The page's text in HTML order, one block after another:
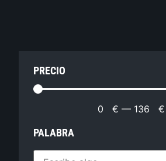
PRECIO
0 € — 136 €
PALABRA